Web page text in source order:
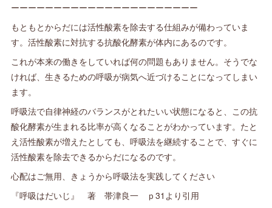
ーーーーーーーーーーーーーーーーーーーーーー
もともとからだには活性酸素を除去する仕組みが備わっていま
す。活性酸素に対抗する抗酸化酵素が体内にあるのです。
これが本来の働きをしていれば何の問題もありません。そうでな
ければ、生きるための呼吸が病気へ近づけることになってしまい
ます。
呼吸法で自律神経のバランスがとれたいい状態になると、この抗
酸化酵素が生まれる比率が高くなることがわかっています。たと
え活性酸素が増えたとしても、呼吸法を継続することで、すぐに
活性酸素を除去できるからだになるのです。
心配はご無用、きょうから呼吸法を実践してください
『呼吸はだいじ』 著 帯津良一 ｐ31より引用